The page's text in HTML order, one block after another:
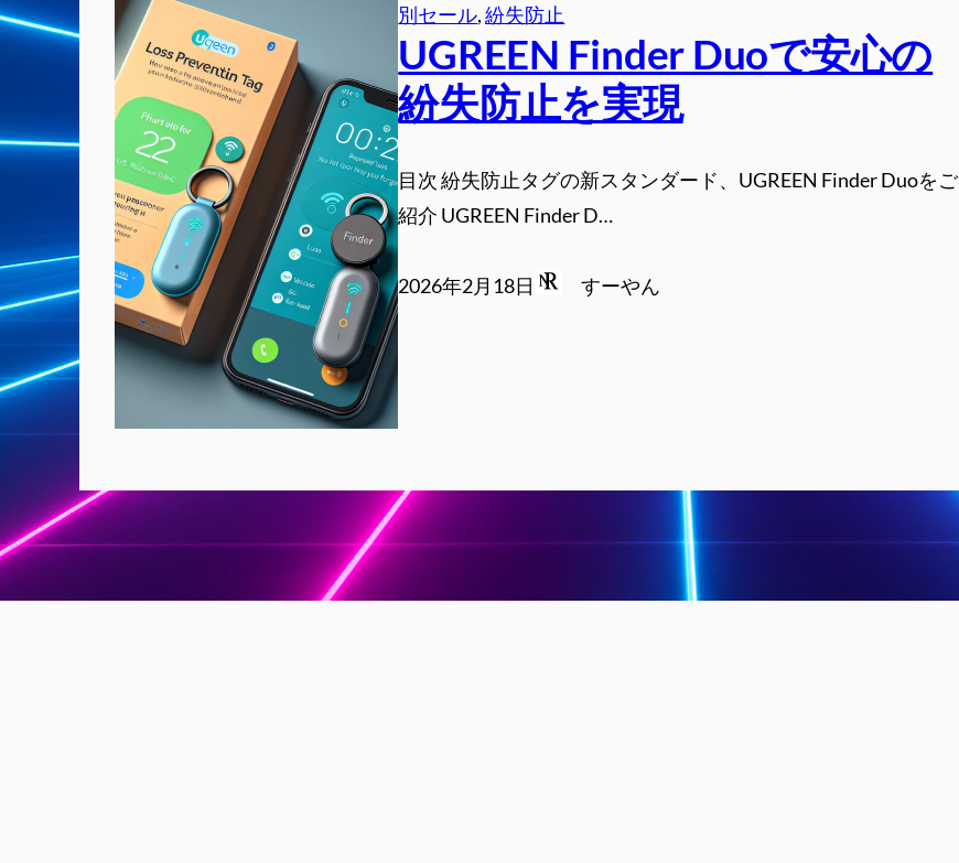
別セール, 紛失防止
UGREEN Finder Duoで安心の
紛失防止を実現
目次 紛失防止タグの新スタンダード、UGREEN Finder Duoをご
紹介 UGREEN Finder D…
2026年2月18日 すーやん